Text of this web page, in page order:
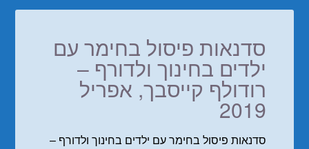
סדנאות פיסול בחימר עם
ילדים בחינוך ולדורף –
רודולף קייסבך, אפריל
2019
סדנאות פיסול בחימר עם ילדים בחינוך ולדורף –